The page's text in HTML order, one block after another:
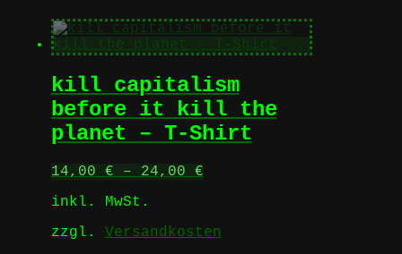
weist
mehrere
Varianten
Die
Optionen
können
auf
Produktseite
gewählt
kill capitalism
before it kill the
planet – T-Shirt
14,00 € – 24,00 €
inkl. MwSt.
zzgl. Versandkosten